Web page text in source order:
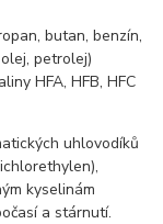
butan, benzín,
petrolej)
HFA, HFB, HFC
uhlovodíků
kyselinám
a stárnutí.